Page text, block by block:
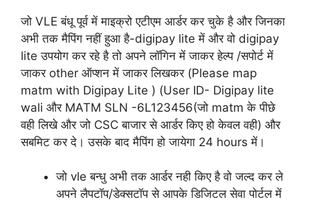
जो VLE बंधू पूर्व में माइक्रो एटीएम आर्डर कर चुके है और जिनका
अभी तक मैपिंग नहीं हुआ है-digipay lite में और वो digipay
lite उपयोग कर रहे है तो अपने लॉगिन में जाकर हेल्प /सपोर्ट में
जाकर other ऑप्शन में जाकर लिखकर (Please map
matm with Digipay Lite ) (User ID- Digipay lite
wali और MATM SLN -6L123456(जो matm के पीछे
वही लिखे और जो CSC बाजार से आर्डर किए हो केवल वही) और
सबमिट कर दे। उसके बाद मैपिंग हो जायेगा 24 hours में।
जो vle बन्धु अभी तक आर्डर नही किए है वो जल्द कर ले
अपने लैपटॉप/डेक्सटॉप से आपके डिजिटल सेवा पोर्टल में